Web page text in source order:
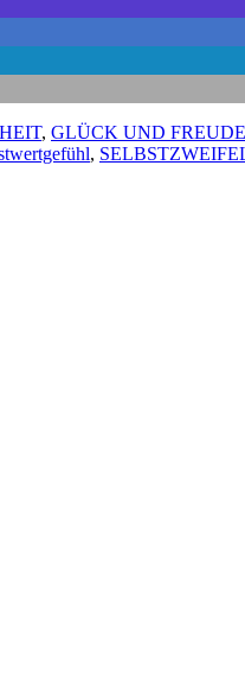
, GLÜCK UND FREUDE
,